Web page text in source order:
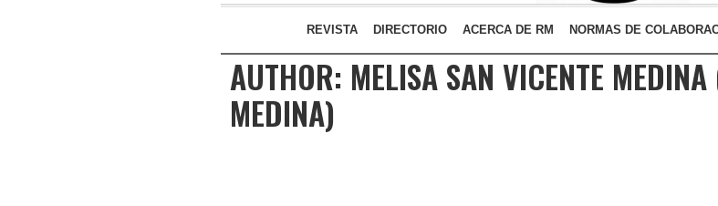
REVISTA DIRECTORIO ACERCA DE RM NORMAS DE
AUTHOR: MELISA SAN VICENTE MEDINA
MEDINA)